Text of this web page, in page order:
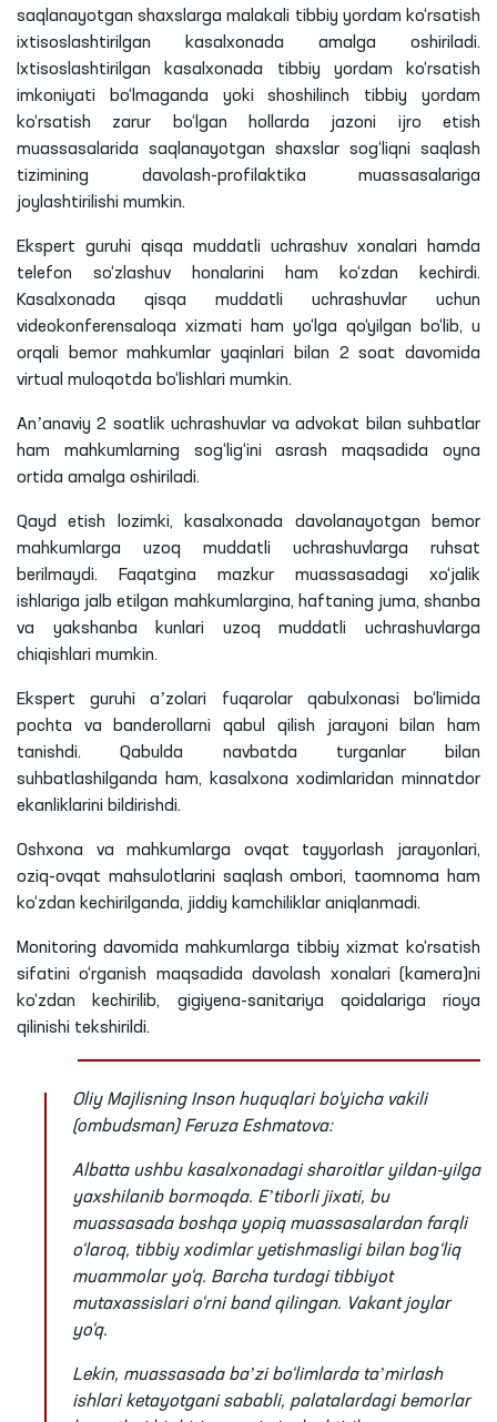
saqlanayotgan shaxslarga malakali tibbiy yordam ko‘rsatish
ixtisoslashtirilgan kasalxonada amalga oshiriladi.
Ixtisoslashtirilgan kasalxonada tibbiy yordam ko‘rsatish
imkoniyati bo‘lmaganda yoki shoshilinch tibbiy yordam
ko‘rsatish zarur bo‘lgan hollarda jazoni ijro etish
muassasalarida saqlanayotgan shaxslar sog‘liqni saqlash
tizimining davolash-profilaktika muassasalariga
joylashtirilishi mumkin.
Ekspert guruhi qisqa muddatli uchrashuv xonalari hamda
telefon so‘zlashuv honalarini ham ko‘zdan kechirdi.
Kasalxonada qisqa muddatli uchrashuvlar uchun
videokonferensaloqa xizmati ham yo‘lga qo‘yilgan bo‘lib, u
orqali bemor mahkumlar yaqinlari bilan 2 soat davomida
virtual muloqotda bo‘lishlari mumkin.
Anʼanaviy 2 soatlik uchrashuvlar va advokat bilan suhbatlar
ham mahkumlarning sog‘lig‘ini asrash maqsadida oyna
ortida amalga oshiriladi.
Qayd etish lozimki, kasalxonada davolanayotgan bemor
mahkumlarga uzoq muddatli uchrashuvlarga ruhsat
berilmaydi. Faqatgina mazkur muassasadagi xo‘jalik
ishlariga jalb etilgan mahkumlargina, haftaning juma, shanba
va yakshanba kunlari uzoq muddatli uchrashuvlarga
chiqishlari mumkin.
Ekspert guruhi aʼzolari fuqarolar qabulxonasi bo‘limida
pochta va banderollarni qabul qilish jarayoni bilan ham
tanishdi. Qabulda navbatda turganlar bilan
suhbatlashilganda ham, kasalxona xodimlaridan minnatdor
ekanliklarini bildirishdi.
Oshxona va mahkumlarga ovqat tayyorlash jarayonlari,
oziq-ovqat mahsulotlarini saqlash ombori, taomnoma ham
ko‘zdan kechirilganda, jiddiy kamchiliklar aniqlanmadi.
Monitoring davomida mahkumlarga tibbiy xizmat ko‘rsatish
sifatini o‘rganish maqsadida davolash xonalari (kamera)ni
ko‘zdan kechirilib, gigiyena-sanitariya qoidalariga rioya
qilinishi tekshirildi.
Oliy Majlisning Inson huquqlari bo‘yicha vakili
(ombudsman) Feruza Eshmatova:
Albatta ushbu kasalxonadagi sharoitlar yildan-yilga
yaxshilanib bormoqda. Eʼtiborli jixati, bu
muassasada boshqa yopiq muassasalardan farqli
o‘laroq, tibbiy xodimlar yetishmasligi bilan bog‘liq
muammolar yo‘q. Barcha turdagi tibbiyot
mutaxassislari o‘rni band qilingan. Vakant joylar
yo‘q.
Lekin, muassasada baʼzi bo‘limlarda taʼmirlash
ishlari ketayotgani sababli, palatalardagi bemorlar